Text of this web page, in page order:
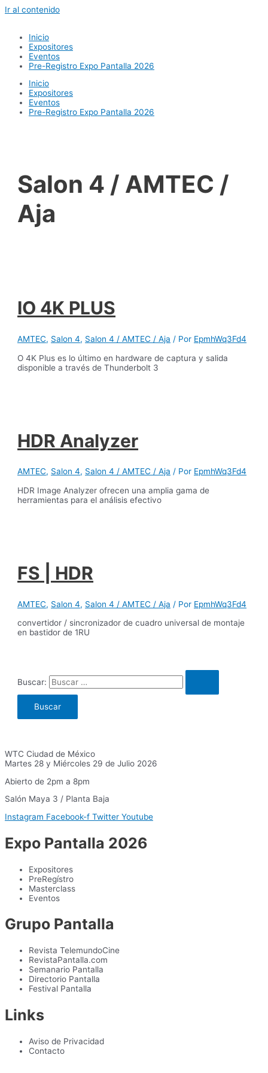
Ir al contenido
Inicio
Expositores
Eventos
Pre-Registro Expo Pantalla 2026
Inicio
Expositores
Eventos
Pre-Registro Expo Pantalla 2026
Salon 4 / AMTEC /
Aja
IO 4K PLUS
AMTEC, Salon 4, Salon 4 / AMTEC / Aja / Por EpmhWq3Fd4
O 4K Plus es lo último en hardware de captura y salida
disponible a través de Thunderbolt 3
HDR Analyzer
AMTEC, Salon 4, Salon 4 / AMTEC / Aja / Por EpmhWq3Fd4
HDR Image Analyzer ofrecen una amplia gama de
herramientas para el análisis efectivo
FS | HDR
AMTEC, Salon 4, Salon 4 / AMTEC / Aja / Por EpmhWq3Fd4
convertidor / sincronizador de cuadro universal de montaje
en bastidor de 1RU
Buscar:
WTC Ciudad de México
Martes 28 y Miércoles 29 de Julio 2026
Abierto de 2pm a 8pm
Salón Maya 3 / Planta Baja
Instagram Facebook-f Twitter Youtube
Expo Pantalla 2026
Expositores
PreRegístro
Masterclass
Eventos
Grupo Pantalla
Revista TelemundoCine
RevistaPantalla.com
Semanario Pantalla
Directorio Pantalla
Festival Pantalla
Links
Aviso de Privacidad
Contacto